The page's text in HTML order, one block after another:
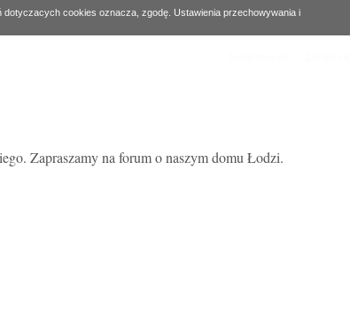
cookies oznacza, zgodę. Ustawienia przechowywania i
Zapraszamy na forum o naszym domu Łodzi.